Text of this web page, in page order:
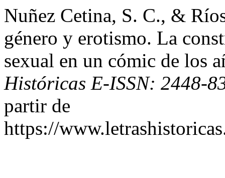
Nuñez Cetina, S. C., &
género y erotismo. La
sexual en un cómic de los
Históricas E-ISSN: 2448-
partir de
https://